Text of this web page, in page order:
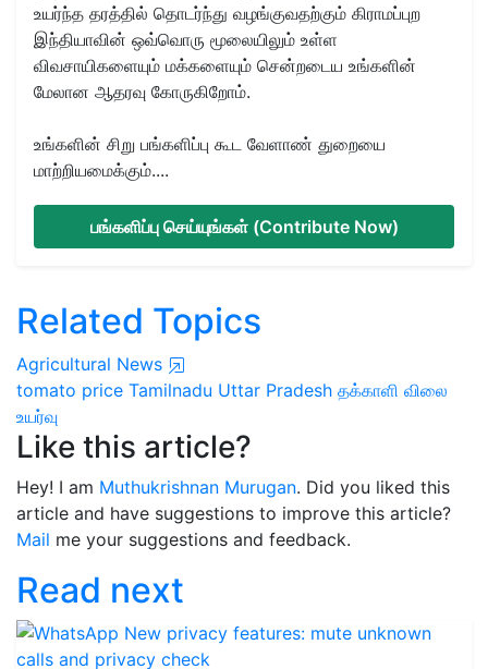
உயர்ந்த தரத்தில் தொடர்ந்து வழங்குவதற்கும் கிராமப்புற
இந்தியாவின் ஒவ்வொரு மூலையிலும் உள்ள
விவசாயிகளையும் மக்களையும் சென்றடைய உங்களின்
மேலான ஆதரவு கோருகிறோம்.
உங்களின் சிறு பங்களிப்பு கூட வேளாண் துறையை
மாற்றியமைக்கும்....
பங்களிப்பு செய்யுங்கள் (Contribute Now)
Related Topics
Agricultural News
tomato price Tamilnadu Uttar Pradesh தக்காளி விலை
உயர்வு
Like this article?
Hey! I am Muthukrishnan Murugan. Did you liked this
article and have suggestions to improve this article?
Mail me your suggestions and feedback.
Read next